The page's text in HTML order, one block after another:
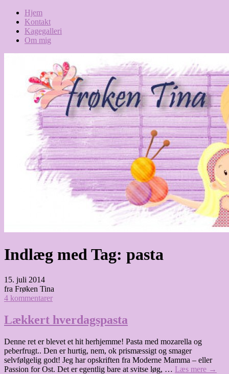
Hjem
Kontakt
Kagegalleri
Om mig
Indlæg med Tag: pasta
15. juli 2014
fra Frøken Tina
4 kommentarer
Lækkert hverdagspasta
Denne ret er blevet et hit herhjemme! Pasta med mozarella og
peberfrugt.. Den er hurtig, nem, ok prismæssigt og smager
selvfølgelig godt! Jeg har opskriften fra Moderne Mamma – eller
Passion for Ost. Det er egentlig bare at svitse løg, … Læs mere →